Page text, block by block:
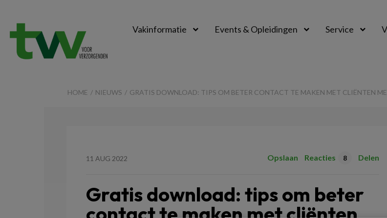
Vakinformatie Events & Opleidingen Service
HOME NIEUWS GRATIS DOWNLOAD: TIPS OM BETER CONTACT TE MAKEN MET CLIËNTEN
11 AUG 2022 Opslaan Reacties 8 Delen
Gratis download: tips om beter